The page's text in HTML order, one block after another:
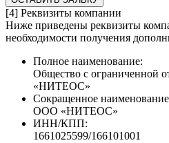
[4] Реквизиты компании
Ниже приведены реквизиты
необходимости получения
Полное наименование:
Общество с ограниченной
«НИТЕОС»
Сокращенное
ООО «НИТЕОС»
ИНН/КПП:
1661025599/166101001